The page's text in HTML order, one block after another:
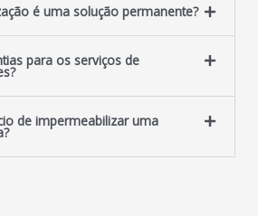
é uma solução permanente?
para os serviços de
de impermeabilizar uma